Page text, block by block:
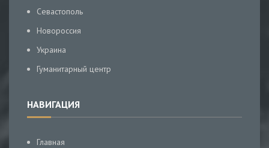
Севастополь
Новороссия
Украина
Гуманитарный центр
НАВИГАЦИЯ
Главная